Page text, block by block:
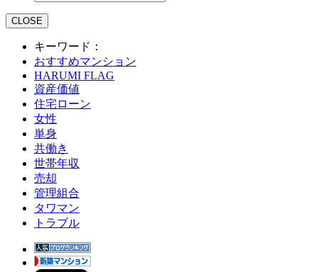
CLOSE
キーワード：
おすすめマンション
HARUMI FLAG
資産価値
住宅ローン
女性
単身
共働き
世帯年収
売却
管理組合
タワマン
トラブル